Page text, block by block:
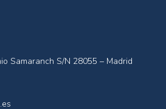
Samaranch S/N 28055 – Madrid